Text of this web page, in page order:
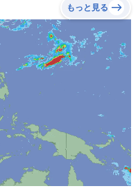
もっと見る